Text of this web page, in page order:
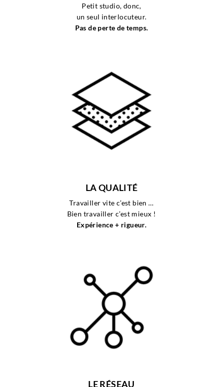
Petit studio, donc,
un seul interlocuteur.
Pas de perte de temps.
LA QUALITÉ
Travailler vite c’est bien …
Bien travailler c’est mieux !
Expérience + rigueur.
LE RÉSEAU